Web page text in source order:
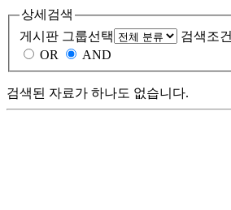
상세검색
게시판 그룹선택
검색조건
OR
AND
검색된 자료가 하나도 없습니다.